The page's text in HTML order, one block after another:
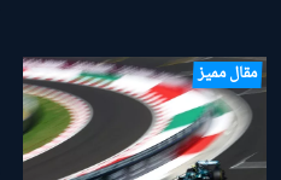
مقال مميز